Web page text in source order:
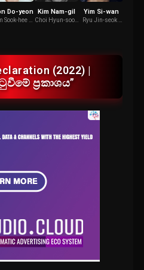
Do-yeon
Sook-hee /
Kim Nam-gil
Choi Hyun-soo /
Yim Si-wan
Ryu Jin-seok /
(2022) |
ප්‍රකාශය”